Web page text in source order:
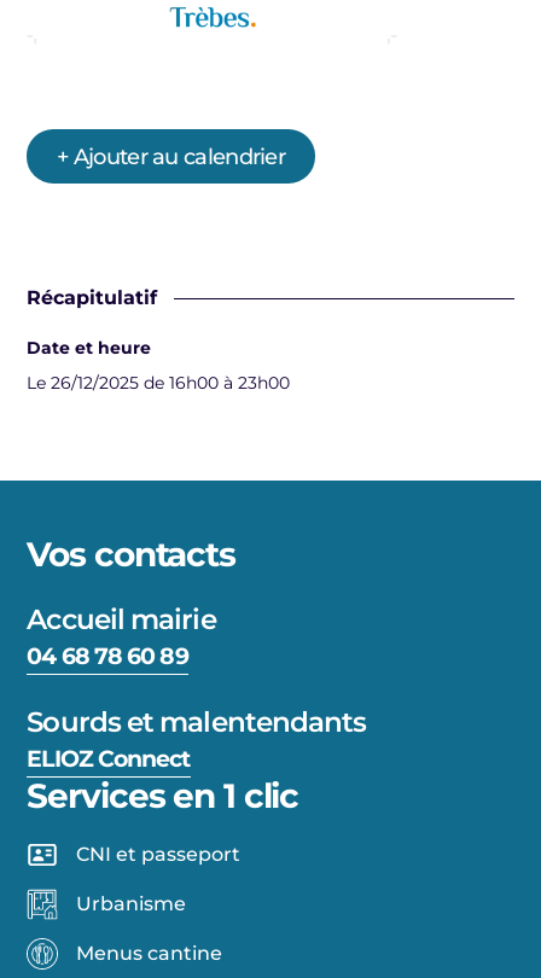
+ Ajouter au calendrier
Récapitulatif
Date et heure
Le 26/12/2025 de 16h00 à 23h00
Vos contacts
Accueil mairie
04 68 78 60 89
Sourds et malentendants
ELIOZ Connect
Services en 1 clic
CNI et passeport
Urbanisme
Menus cantine